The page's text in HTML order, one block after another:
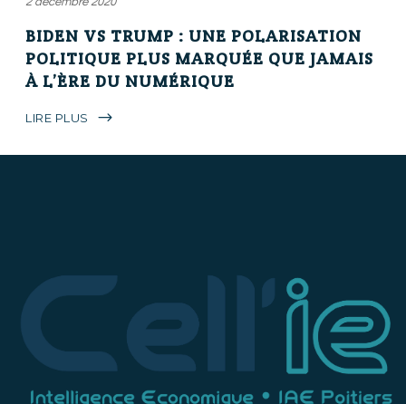
BIDEN VS TRUMP : UNE POLARISATION
POLITIQUE PLUS MARQUÉE QUE JAMAIS
À L’ÈRE DU NUMÉRIQUE
LIRE PLUS